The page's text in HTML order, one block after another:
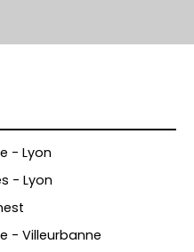
- Lyon
- Lyon
- Villeurbanne